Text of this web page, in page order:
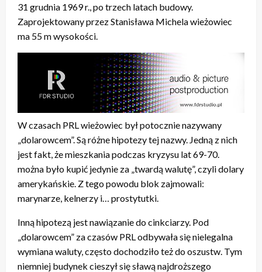
31 grudnia 1969 r., po trzech latach budowy.
Zaprojektowany przez Stanisława Michela wieżowiec
ma 55 m wysokości.
W czasach PRL wieżowiec był potocznie nazywany
„dolarowcem”. Są różne hipotezy tej nazwy. Jedną z nich
jest fakt, że mieszkania podczas kryzysu lat 69-70.
można było kupić jedynie za „twardą walutę”, czyli dolary
amerykańskie. Z tego powodu blok zajmowali:
marynarze, kelnerzy i… prostytutki.
Inną hipotezą jest nawiązanie do cinkciarzy. Pod
„dolarowcem” za czasów PRL odbywała się nielegalna
wymiana waluty, często dochodziło też do oszustw. Tym
niemniej budynek cieszył się sławą najdroższego